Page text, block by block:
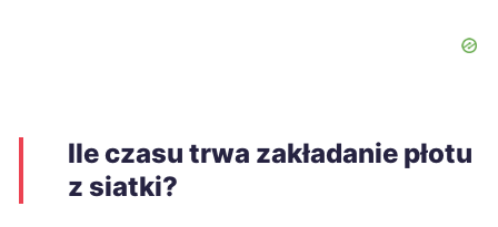
Ile czasu trwa zakładanie płotu
z siatki?